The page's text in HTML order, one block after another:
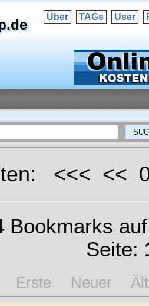
Über TAGs User
<<< <<
Bookmarks
Seite:
Erste Neuer